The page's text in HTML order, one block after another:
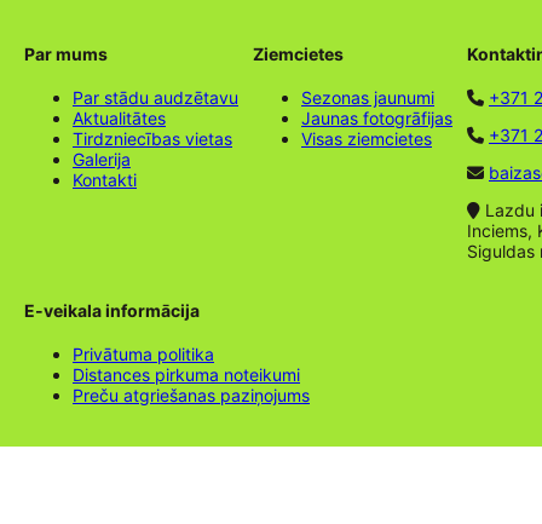
Par mums
Par stādu audzētavu
Aktualitātes
Tirdzniecības vietas
Galerija
Kontakti
Ziemcietes
Sezonas jaunumi
Jaunas fotogrāfijas
Visas ziemcietes
+371
+371
Lazdu
Inciems,
Siguldas
E-veikala informācija
Privātuma politika
Distances pirkuma noteikumi
Preču atgriešanas paziņojums